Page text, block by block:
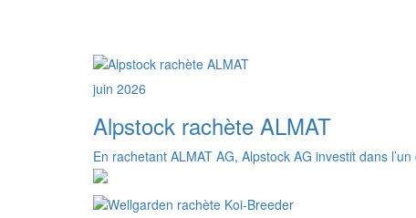
juin 2026
Alpstock rachète ALMAT
En rachetant ALMAT AG, Alpstock AG investit dans